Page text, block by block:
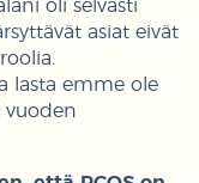
oli selvästi
asiat eivät
lasta emme ole
vuoden